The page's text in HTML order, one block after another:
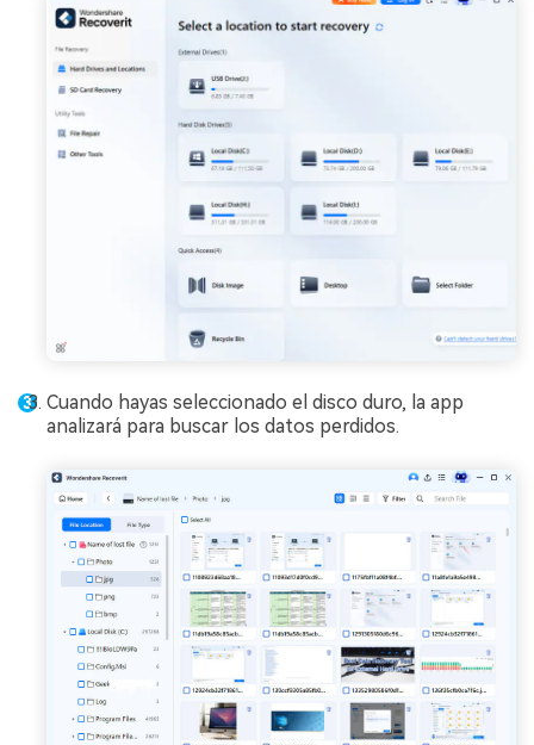
Cuando hayas seleccionado el disco duro, la app
analizará para buscar los datos perdidos.